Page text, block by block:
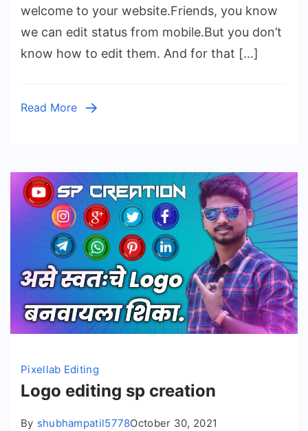
money
with
welcome to your website.Friends, you know
we can edit status from mobile.But you don’t
know how to edit them. And for that […]
Read More
Pixellab Editing
Logo editing sp creation
By shubhampatil5778October 30, 2021